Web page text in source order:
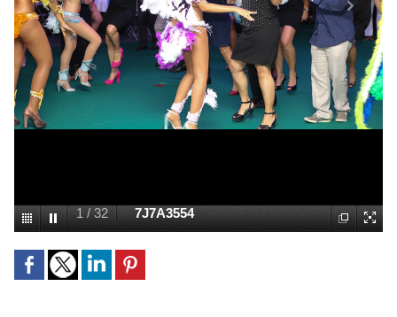
1 /32 7J7A3554